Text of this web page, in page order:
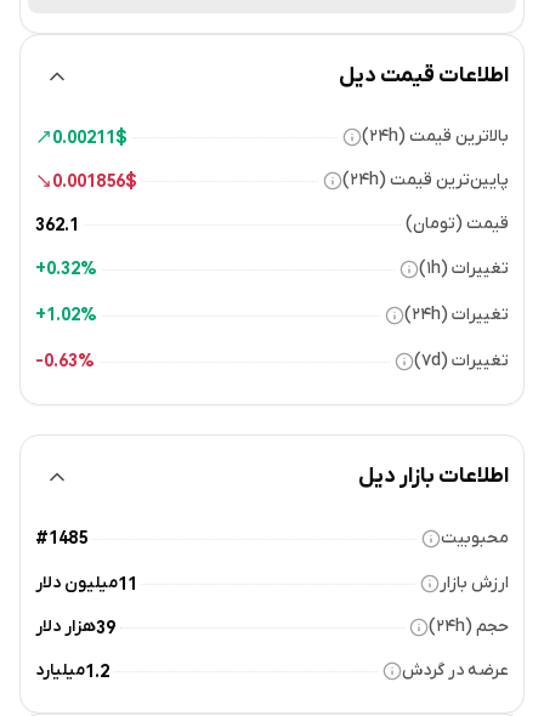
اطلاعات قیمت دیل
بالاترین قیمت (۲۴h) $
0.00211
پایین‌ترین قیمت (۲۴h) $
0.001856
قیمت (تومان) 362.1
تغییرات (۱h) 0.32%+
تغییرات (۲۴h) 1.02%+
تغییرات (۷d) 0.63%-
اطلاعات بازار دیل
محبوبیت #1485
ارزش بازار 11میلیون دلار
حجم (۲۴h)
39هزار دلار
عرضه در گردش
1.2میلیارد